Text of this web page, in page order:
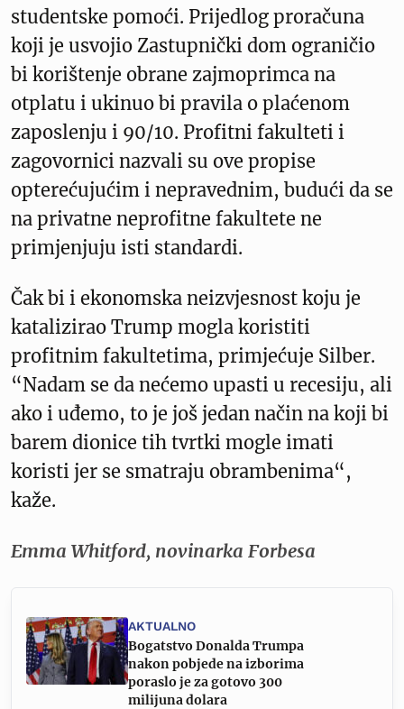
studentske pomoći. Prijedlog proračuna
koji je usvojio Zastupnički dom ograničio
bi korištenje obrane zajmoprimca na
otplatu i ukinuo bi pravila o plaćenom
zaposlenju i 90/10. Profitni fakulteti i
zagovornici nazvali su ove propise
opterećujućim i nepravednim, budući da se
na privatne neprofitne fakultete ne
primjenjuju isti standardi.
Čak bi i ekonomska neizvjesnost koju je
katalizirao Trump mogla koristiti
profitnim fakultetima, primjećuje Silber.
“Nadam se da nećemo upasti u recesiju, ali
ako i uđemo, to je još jedan način na koji bi
barem dionice tih tvrtki mogle imati
koristi jer se smatraju obrambenima“,
kaže.
Emma Whitford, novinarka Forbesa
AKTUALNO
Bogatstvo Donalda Trumpa
nakon pobjede na izborima
poraslo je za gotovo 300
milijuna dolara